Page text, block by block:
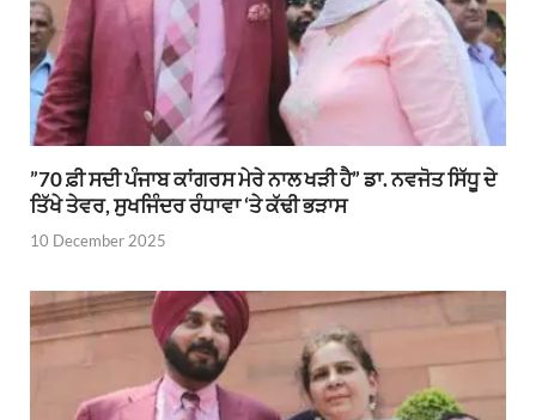
”70 ਫ਼ੀ ਸਦੀ ਪੰਜਾਬ ਕਾਂਗਰਸ ਮੇਰੇ ਨਾਲ ਖੜੀ ਹੈ” ਡਾ. ਨਵਜੋਤ ਸਿੱਧੂ ਦੇ
ਤਿੱਖੇ ਤੇਵਰ, ਸੁਖਜਿੰਦਰ ਰੰਧਾਵਾ ‘ਤੇ ਕੱਢੀ ਭੜਾਸ
10 December 2025